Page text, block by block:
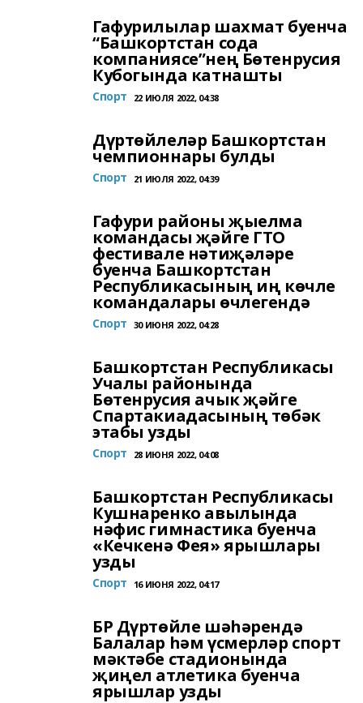
Гафурилылар шахмат буенча
“Башкортстан сода
компаниясе”нең Бөтенрусия
Кубогында катнашты
Спорт 22 ИЮЛЯ 2022, 04:38
Дүртөйлеләр Башкортстан
чемпионнары булды
Спорт 21 ИЮЛЯ 2022, 04:39
Гафури районы җыелма
командасы җәйге ГТО
фестивале нәтиҗәләре
буенча Башкортстан
Республикасының иң көчле
командалары өчлегендә
Спорт 30 ИЮНЯ 2022, 04:28
Башкортстан Республикасы
Учалы районында
Бөтенрусия ачык җәйге
Спартакиадасының төбәк
этабы узды
Спорт 28 ИЮНЯ 2022, 04:08
Башкортстан Республикасы
Кушнаренко авылында
нәфис гимнастика буенча
«Кечкенә Фея» ярышлары
узды
Спорт 16 ИЮНЯ 2022, 04:17
БР Дүртөйле шәһәрендә
Балалар һәм үсмерләр спорт
мәктәбе стадионында
җиңел атлетика буенча
ярышлар узды